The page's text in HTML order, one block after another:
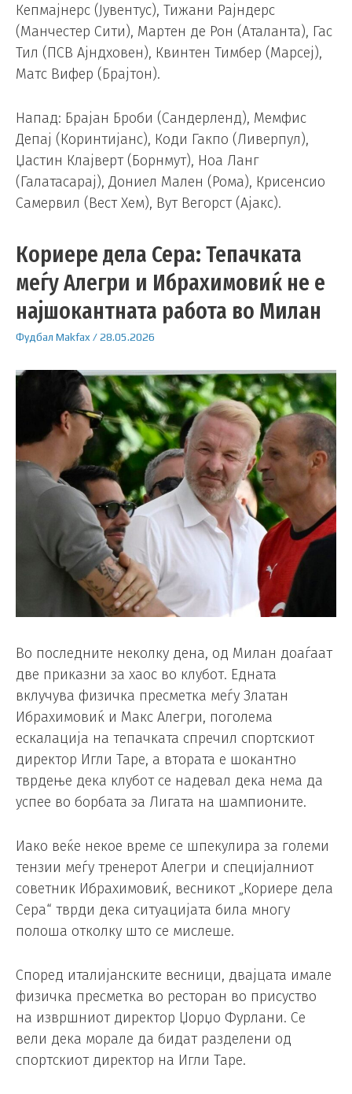
Кепмајнерс (Јувентус), Тижани Рајндерс
(Манчестер Сити), Мартен де Рон (Аталанта), Гас
Тил (ПСВ Ајндховен), Квинтен Тимбер (Марсеј),
Матс Вифер (Брајтон).
Напад: Брајан Броби (Сандерленд), Мемфис
Депај (Коринтијанс), Коди Гакпо (Ливерпул),
Џастин Клајверт (Борнмут), Ноа Ланг
(Галатасарај), Дониел Мален (Рома), Крисенсио
Самервил (Вест Хем), Вут Вегорст (Ајакс).
Кориере дела Сера: Тепачката
меѓу Алегри и Ибрахимовиќ не е
најшокантната работа во Милан
Фудбал Makfax /28.05.2026
Во последните неколку дена, од Милан доаѓаат
две приказни за хаос во клубот. Едната
вклучува физичка пресметка меѓу Златан
Ибрахимовиќ и Макс Алегри, поголема
ескалација на тепачката спречил спортскиот
директор Игли Таре, а втората е шокантно
тврдење дека клубот се надевал дека нема да
успее во борбата за Лигата на шампионите.
Иако веќе некое време се шпекулира за големи
тензии меѓу тренерот Алегри и специјалниот
советник Ибрахимовиќ, весникот „Кориере дела
Сера“ тврди дека ситуацијата била многу
полоша отколку што се мислеше.
Според италијанските весници, двајцата имале
физичка пресметка во ресторан во присуство
на извршниот директор Џорџо Фурлани. Се
вели дека морале да бидат разделени од
спортскиот директор на Игли Таре.